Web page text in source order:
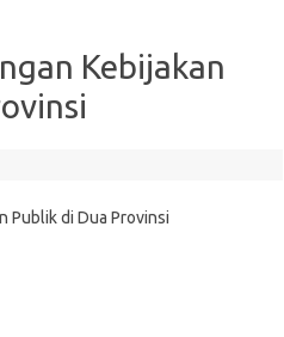
Kebijakan